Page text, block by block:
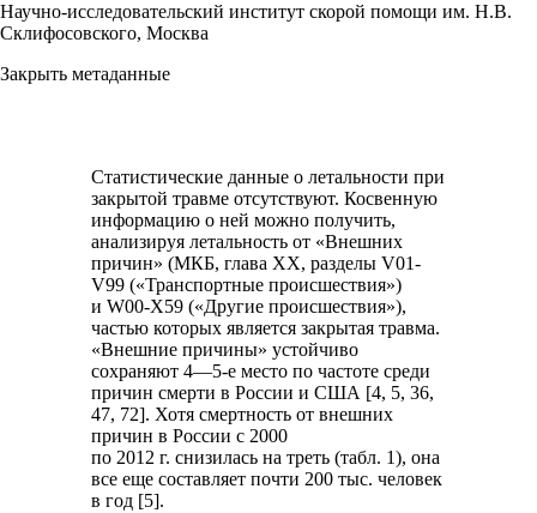
Научно-исследовательский институт скорой помощи им. Н.В.
Склифосовского, Москва
Закрыть метаданные
Статистические данные о летальности при
закрытой травме отсутствуют. Косвенную
информацию о ней можно получить,
анализируя летальность от «Внешних
причин» (МКБ, глава XX, разделы V01-
V99 («Транспортные происшествия»)
и W00-X59 («Другие происшествия»),
частью которых является закрытая травма.
«Внешние причины» устойчиво
сохраняют 4—5-е место по частоте среди
причин смерти в России и США [4, 5, 36,
47, 72]. Хотя смертность от внешних
причин в России с 2000
по 2012 г. снизилась на треть (табл. 1), она
все еще составляет почти 200 тыс. человек
в год [5].